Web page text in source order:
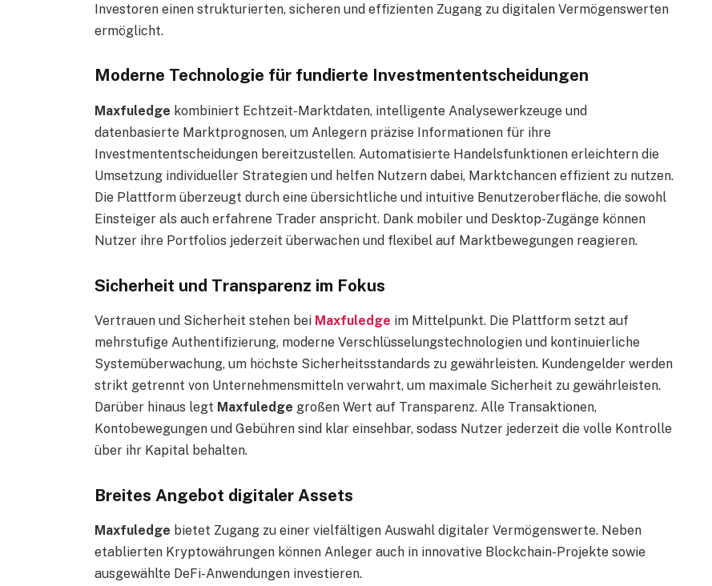
Investoren einen strukturierten, sicheren und effizienten Zugang zu digitalen Vermögenswerten
ermöglicht.
Moderne Technologie für fundierte Investmententscheidungen
Maxfuledge kombiniert Echtzeit-Marktdaten, intelligente Analysewerkzeuge und
datenbasierte Marktprognosen, um Anlegern präzise Informationen für ihre
Investmententscheidungen bereitzustellen. Automatisierte Handelsfunktionen erleichtern die
Umsetzung individueller Strategien und helfen Nutzern dabei, Marktchancen effizient zu nutzen.
Die Plattform überzeugt durch eine übersichtliche und intuitive Benutzeroberfläche, die sowohl
Einsteiger als auch erfahrene Trader anspricht. Dank mobiler und Desktop-Zugänge können
Nutzer ihre Portfolios jederzeit überwachen und flexibel auf Marktbewegungen reagieren.
Sicherheit und Transparenz im Fokus
Vertrauen und Sicherheit stehen bei Maxfuledge im Mittelpunkt. Die Plattform setzt auf
mehrstufige Authentifizierung, moderne Verschlüsselungstechnologien und kontinuierliche
Systemüberwachung, um höchste Sicherheitsstandards zu gewährleisten. Kundengelder werden
strikt getrennt von Unternehmensmitteln verwahrt, um maximale Sicherheit zu gewährleisten.
Darüber hinaus legt Maxfuledge großen Wert auf Transparenz. Alle Transaktionen,
Kontobewegungen und Gebühren sind klar einsehbar, sodass Nutzer jederzeit die volle Kontrolle
über ihr Kapital behalten.
Breites Angebot digitaler Assets
Maxfuledge bietet Zugang zu einer vielfältigen Auswahl digitaler Vermögenswerte. Neben
etablierten Kryptowährungen können Anleger auch in innovative Blockchain-Projekte sowie
ausgewählte DeFi-Anwendungen investieren.